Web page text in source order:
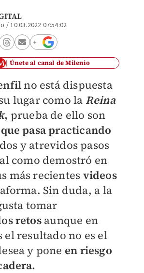
/10.03.2022 07:54:02
Únete al canal de Milenio
no está dispuesta
lugar como la Reina
, prueba de ello son
pasa practicando
y atrevidos pasos
como demostró en
más recientes videos
Sin duda, a la
tomar
retosaunque en
el resultado no es el
y pone en riesgo